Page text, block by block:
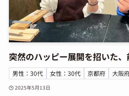
突然のハッピー展開を招いた
男性：30代 女性：30代 京都府 大阪
2025年5月13日